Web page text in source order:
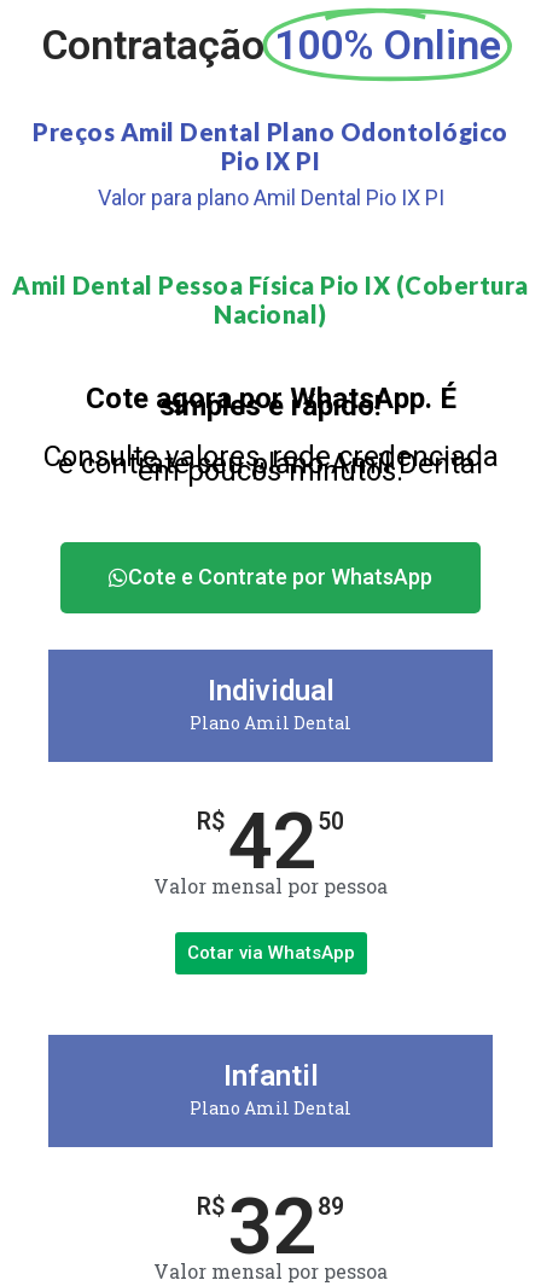
Contratação 100% Online
Preços Amil Dental Plano Odontológico
Pio IX PI
Valor para plano Amil Dental Pio IX PI
Amil Dental Pessoa Física Pio IX (Cobertura
Nacional)​
Cote agora por WhatsApp. É
simples e rápido!
Consulte valores, rede credenciada
e contrate seu plano Amil Dental
em poucos minutos.
Cote e Contrate por WhatsApp
Individual
Plano Amil Dental
R$4250
Valor mensal por pessoa
Cotar via WhatsApp
Infantil
Plano Amil Dental
R$ 3289
Valor mensal por pessoa